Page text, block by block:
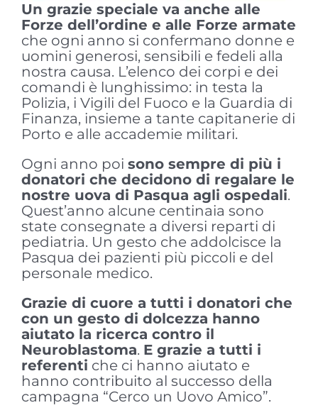
Un grazie speciale va anche alle
Forze dell’ordine e alle Forze armate
che ogni anno si confermano donne e
uomini generosi, sensibili e fedeli alla
nostra causa. L’elenco dei corpi e dei
comandi è lunghissimo: in testa la
Polizia, i Vigili del Fuoco e la Guardia di
Finanza, insieme a tante capitanerie di
Porto e alle accademie militari.
Ogni anno poi sono sempre di più i
donatori che decidono di regalare le
nostre uova di Pasqua agli ospedali.
Quest’anno alcune centinaia sono
state consegnate a diversi reparti di
pediatria. Un gesto che addolcisce la
Pasqua dei pazienti più piccoli e del
personale medico.
Grazie di cuore a tutti i donatori che
con un gesto di dolcezza hanno
aiutato la ricerca contro il
Neuroblastoma. E grazie a tutti i
referenti che ci hanno aiutato e
hanno contribuito al successo della
campagna “Cerco un Uovo Amico”.